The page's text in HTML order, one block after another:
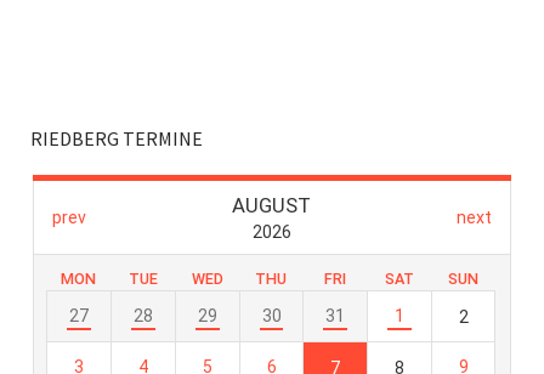
RIEDBERG TERMINE